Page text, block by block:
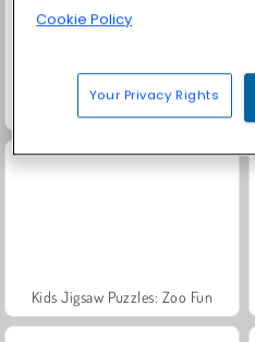
Kids Jigsaw Puzzles: Zoo Fun
Cookie Policy
Your Privacy Rights